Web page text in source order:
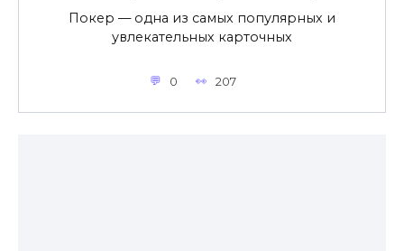
Покер — одна из самых популярных и
увлекательных карточных
0 207